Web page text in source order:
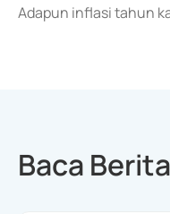
Adapun inflasi tahun
Baca